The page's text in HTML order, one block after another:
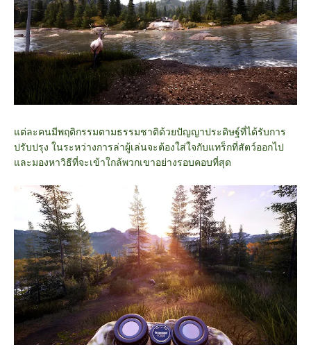
แต่ละคนมีพฤติกรรมตามธรรมชาติด้วยปัญญาประดิษฐ์ที่ได้รับการ
ปรับปรุง ในระหว่างการล่าผู้เล่นจะต้องใส่ใจกับแทร็กที่สัตว์ออกไป
และมองหาวิธีที่จะเข้าใกล้พวกเขาอย่างรอบคอบที่สุด